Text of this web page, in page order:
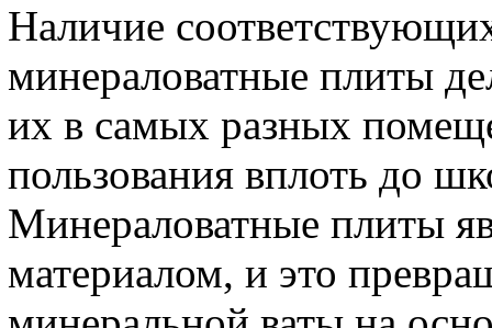
Наличие
минераловатные плиты
их в самых разных
пользования вплоть до
Минераловатные плиты
материалом, и это